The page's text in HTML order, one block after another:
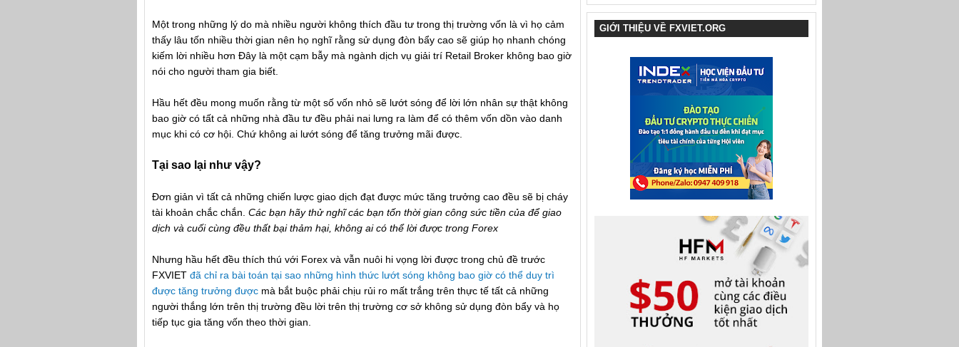
Một trong những lý do mà nhiều người không thích đầu tư trong thị trường vốn là vì họ cảm
thấy lâu tốn nhiều thời gian nên họ nghĩ rằng sử dụng đòn bẩy cao sẽ giúp họ nhanh chóng
kiếm lời nhiều hơn Đây là một cạm bẫy mà ngành dịch vụ giải trí Retail Broker không bao giờ
nói cho người tham gia biết.
Hầu hết đều mong muốn rằng từ một số vốn nhỏ sẽ lướt sóng để lời lớn nhân sự thật không
bao giờ có tất cả những nhà đầu tư đều phải nai lưng ra làm để có thêm vốn dồn vào danh
mục khi có cơ hội. Chứ không ai lướt sóng để tăng trưởng mãi được.
Tại sao lại như vậy?
Đơn giản vì tất cả những chiến lược giao dịch đạt được mức tăng trưởng cao đều sẽ bị cháy
tài khoản chắc chắn. Các bạn hãy thử nghĩ các bạn tốn thời gian công sức tiền của để giao
dịch và cuối cùng đều thất bại thảm hại, không ai có thể lời được trong Forex
Nhưng hầu hết đều thích thú với Forex và vẫn nuôi hi vọng lời được trong chủ đề trước
FXVIET đã chỉ ra bài toán tại sao những hình thức lướt sóng không bao giờ có thể duy trì
được tăng trưởng được mà bắt buộc phải chịu rủi ro mất trắng trên thực tế tất cả những
người thắng lớn trên thị trường đều lời trên thị trường cơ sở không sử dụng đòn bẩy và họ
tiếp tục gia tăng vốn theo thời gian.
GIỚI THIỆU VỀ FXVIET.ORG